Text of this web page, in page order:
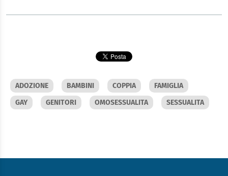
ADOZIONE BAMBINI COPPIA
FAMIGLIA
GAY
GENITORI OMOSESSUALITA SESSUALITA